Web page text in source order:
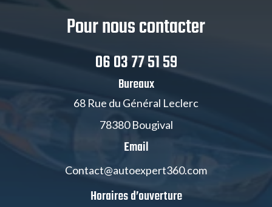
Pour nous contacter
06 03 77 51 59
Bureaux
68 Rue du Général Leclerc
78380 Bougival
Email
Contact@autoexpert360.com
Horaires d’ouverture